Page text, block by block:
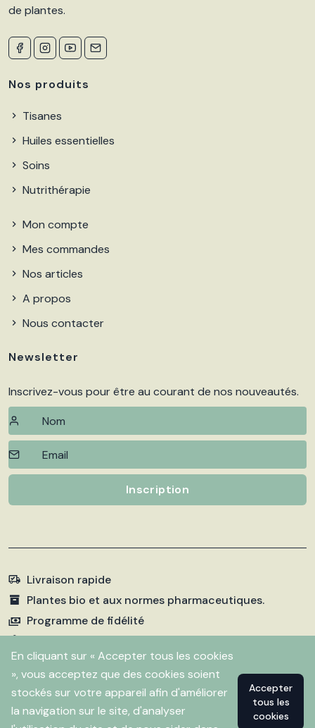
En cliquant sur « Accepter tous les cookies
», vous acceptez que des cookies soient
stockés sur votre appareil afin d'améliorer
la navigation sur le site, d'analyser
Accepter
tous les
cookies
de plantes.
Nos produits
Tisanes
Huiles essentielles
Soins
Nutrithérapie
Mon compte
Mes commandes
Nos articles
A propos
Nous contacter
Newsletter
Inscrivez-vous pour être au courant de nos nouveautés.
Inscription
Livraison rapide
Plantes bio et aux normes pharmaceutiques.
Programme de fidélité
Paiements sécurisés
2026 Pharmacie Fleurentin. Propulsé par Flitbix.com